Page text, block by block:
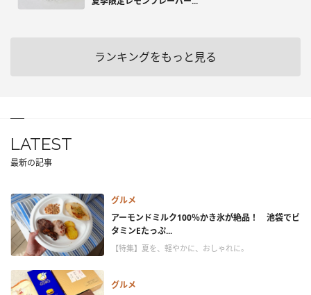
ランキングをもっと見る
LATEST
最新の記事
グルメ
アーモンドミルク100％かき氷が絶品！ 池袋でビ
タミンEたっぷ...
【特集】夏を、軽やかに、おしゃれに。
グルメ